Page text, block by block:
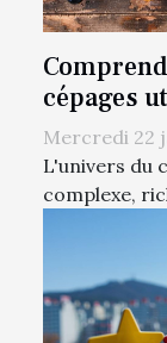
cépages
Mercredi 22
L'univers du
complexe,